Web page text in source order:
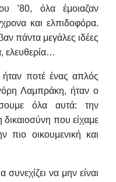
’80, όλα έμοιαζαν
και ελπιδοφόρα.
πάντα μεγάλες ιδέες
ελευθερία…
ποτέ ένας απλός
Λαμπράκη, ήταν ο
όλα αυτά: την
δικαιοσύνη που είχαμε
οικουμενική και
να μην είναι